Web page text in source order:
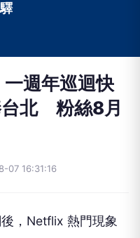
一週年巡迴快
台北 粉絲8月
07 16:31:16
，Netflix 熱門現象